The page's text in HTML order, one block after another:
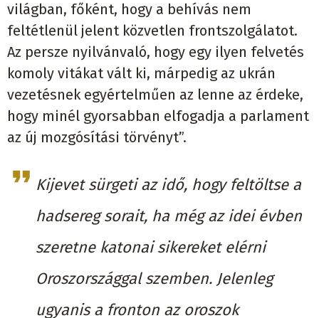
világban, főként, hogy a behívás nem
feltétlenül jelent közvetlen frontszolgálatot.
Az persze nyilvánvaló, hogy egy ilyen felvetés
komoly vitákat vált ki, márpedig az ukrán
vezetésnek egyértelműen az lenne az érdeke,
hogy minél gyorsabban elfogadja a parlament
az új mozgósítási törvényt”.
Kijevet sürgeti az idő, hogy feltöltse a
hadsereg sorait, ha még az idei évben
szeretne katonai sikereket elérni
Oroszországgal szemben. Jelenleg
ugyanis a fronton az oroszok